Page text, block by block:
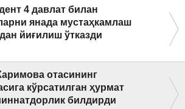
4 давлат билан
янада мустаҳкамлаш
йиғилиш ўтказди
отасининг
кўрсатилган ҳурмат
билдирди